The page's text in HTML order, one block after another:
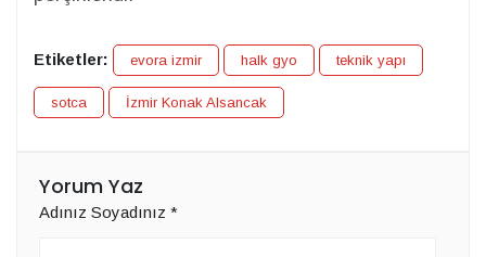
Etiketler: evora izmir halk gyo teknik yapı
sotca İzmir Konak Alsancak
Yorum Yaz
Adınız Soyadınız *